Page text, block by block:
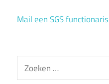
Mail een SGS functionaris
Zoeken
naar: